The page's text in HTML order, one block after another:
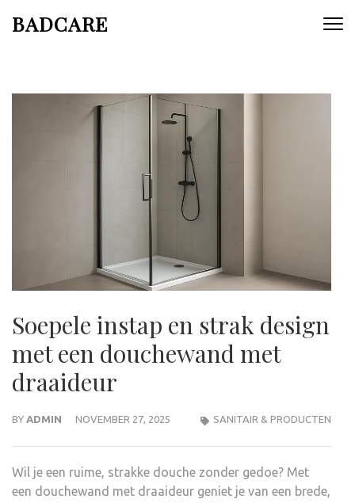
BADCARE
Soepele instap en strak design
met een douchewand met
draaideur
BY ADMIN NOVEMBER 27, 2025 SANITAIR & PRODUCTEN
Wil je een ruime, strakke douche zonder gedoe? Met
een douchewand met draaideur geniet je van een brede,